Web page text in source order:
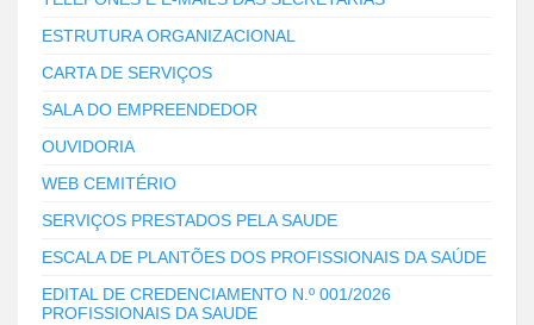
ESTRUTURA ORGANIZACIONAL
CARTA DE SERVIÇOS
SALA DO EMPREENDEDOR
OUVIDORIA
WEB CEMITÉRIO
SERVIÇOS PRESTADOS PELA SAUDE
ESCALA DE PLANTÕES DOS PROFISSIONAIS DA SAÚDE
EDITAL DE CREDENCIAMENTO N.º 001/2026
PROFISSIONAIS DA SAUDE